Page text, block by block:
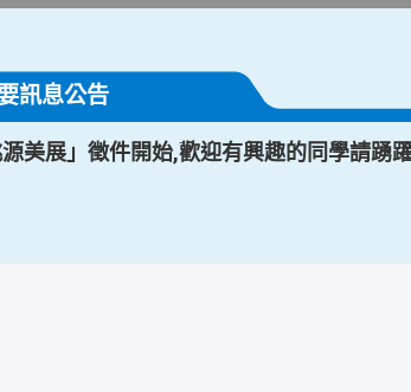
訊息公告
源美展」徵件開始,歡迎有興趣的同學請踴